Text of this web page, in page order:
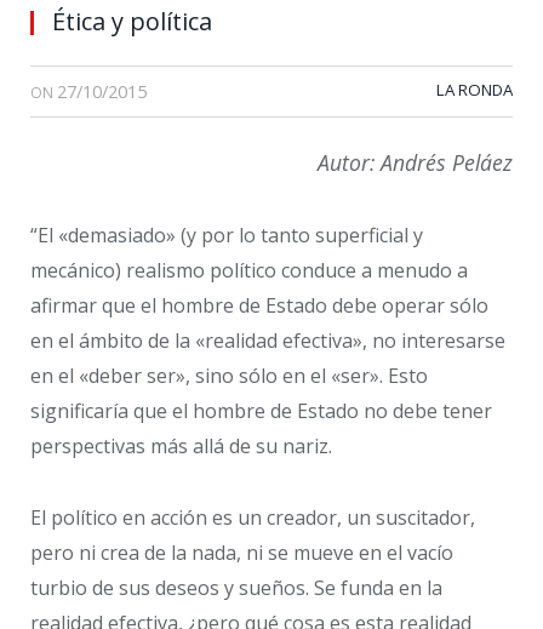
Ética y política
ON 27/10/2015 LA RONDA
Autor: Andrés Peláez
“El «demasiado» (y por lo tanto superficial y
mecánico) realismo político conduce a menudo a
afirmar que el hombre de Estado debe operar sólo
en el ámbito de la «realidad efectiva», no interesarse
en el «deber ser», sino sólo en el «ser». Esto
significaría que el hombre de Estado no debe tener
perspectivas más allá de su nariz.
El político en acción es un creador, un suscitador,
pero ni crea de la nada, ni se mueve en el vacío
turbio de sus deseos y sueños. Se funda en la
realidad efectiva, ¿pero qué cosa es esta realidad